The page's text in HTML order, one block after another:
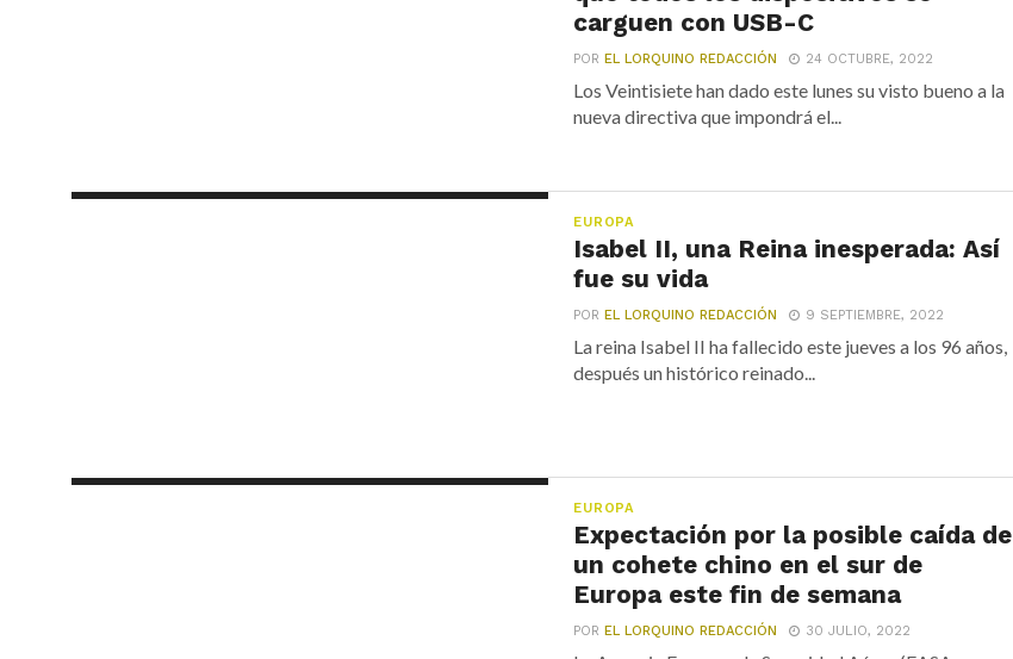
carguen con USB-C
POREL LORQUINO REDACCIÓN 24 OCTUBRE, 2022
Los Veintisiete han dado este lunes su visto bueno a la
nueva directiva que impondrá el...
EUROPA
Isabel II, una Reina inesperada: Así
fue su vida
POREL LORQUINO REDACCIÓN 9 SEPTIEMBRE, 2022
La reina Isabel II ha fallecido este jueves a los 96 años,
después un histórico reinado...
EUROPA
Expectación por la posible caída de
un cohete chino en el sur de
Europa este fin de semana
POREL LORQUINO REDACCIÓN 30 JULIO, 2022